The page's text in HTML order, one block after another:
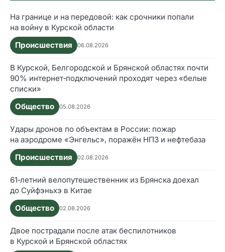
На границе и на передовой: как срочники попали
на войну в Курской области
Происшествия
06.08.2026
В Курской, Белгородской и Брянской областях почти
90% интернет‑подключений проходят через «белые
списки»
Общество
05.08.2026
Удары дронов по объектам в России: пожар
на аэродроме «Энгельс», поражён НПЗ и нефтебаза
Происшествия
02.08.2026
61‑летний велопутешественник из Брянска доехал
до Суйфэньхэ в Китае
Общество
02.08.2026
Двое пострадали после атак беспилотников
в Курской и Брянской областях